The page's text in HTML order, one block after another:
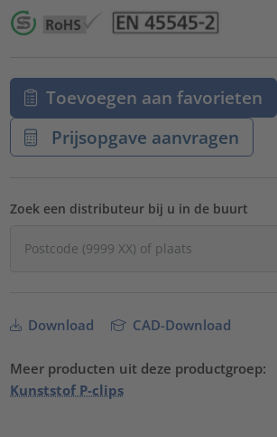
Toevoegen aan favorieten
Prijsopgave aanvragen
Zoek een distributeur bij u in de buurt
Download CAD-Download
Meer producten uit deze productgroep:
Kunststof P-clips